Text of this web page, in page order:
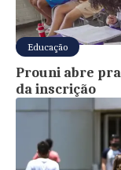
Educação
Prouni abre
da inscrição